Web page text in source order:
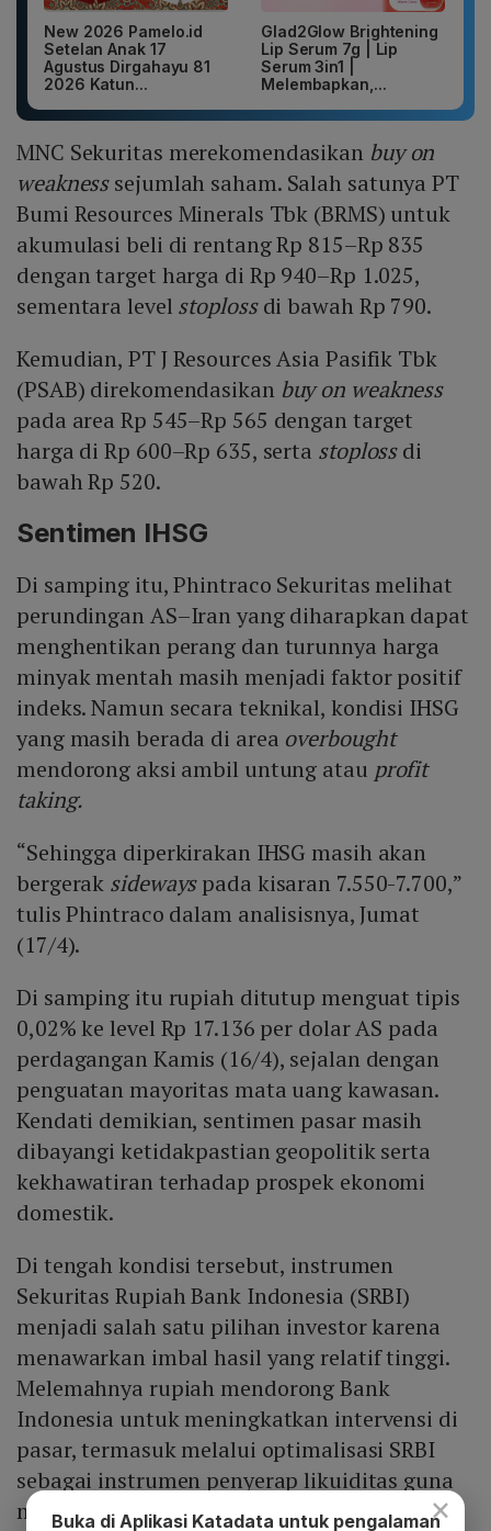
New 2026 Pamelo.id
Setelan Anak 17
Agustus Dirgahayu 81
2026 Katun...
Glad2Glow Brightening
Lip Serum 7g | Lip
Serum 3in1 |
Melembapkan,...
MNC Sekuritas merekomendasikan buy on
weaknesssejumlah saham. Salah satunya PT
Bumi Resources Minerals Tbk (BRMS) untuk
akumulasi beli di rentang Rp 815–Rp 835
dengan target harga di Rp 940–Rp 1.025,
sementara level stoplossdi bawah Rp 790.
Kemudian, PT J Resources Asia Pasifik Tbk
(PSAB) direkomendasikan buy on weakness
pada area Rp 545–Rp 565 dengan target
harga di Rp 600–Rp 635, serta stoplossdi
bawah Rp 520.
Sentimen IHSG
Di samping itu, Phintraco Sekuritas melihat
perundingan AS–Iran yang diharapkan dapat
menghentikan perang dan turunnya harga
minyak mentah masih menjadi faktor positif
indeks. Namun secara teknikal, kondisi IHSG
yang masih berada di area overbought
mendorong aksi ambil untung atau profit
taking.
“Sehingga diperkirakan IHSG masih akan
bergerak sidewayspada kisaran 7.550-7.700,”
tulis Phintraco dalam analisisnya, Jumat
(17/4).
Di samping itu rupiah ditutup menguat tipis
0,02% ke level Rp 17.136 per dolar AS pada
perdagangan Kamis (16/4), sejalan dengan
penguatan mayoritas mata uang kawasan.
Kendati demikian, sentimen pasar masih
dibayangi ketidakpastian geopolitik serta
kekhawatiran terhadap prospek ekonomi
domestik.
Di tengah kondisi tersebut, instrumen
Sekuritas Rupiah Bank Indonesia (SRBI)
menjadi salah satu pilihan investor karena
menawarkan imbal hasil yang relatif tinggi.
Melemahnya rupiah mendorong Bank
Indonesia untuk meningkatkan intervensi di
pasar, termasuk melalui optimalisasi SRBI
sebagai instrumen penyerap likuiditas guna
menjaga stabilitas nilai tukar.
×
Buka di Aplikasi Katadata untuk pengalaman